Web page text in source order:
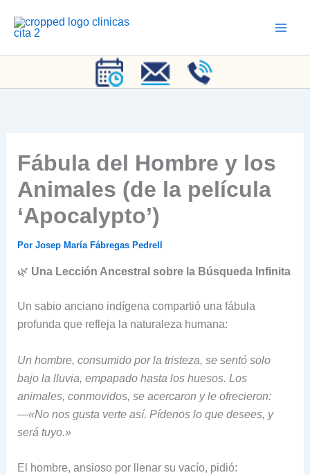
Fábula del Hombre y los
Animales (de la película
‘Apocalypto’)
Por Josep María Fábregas Pedrell
🌿 Una Lección Ancestral sobre la Búsqueda Infinita
Un sabio anciano indígena compartió una fábula
profunda que refleja la naturaleza humana:
Un hombre, consumido por la tristeza, se sentó solo
bajo la lluvia, empapado hasta los huesos. Los
animales, conmovidos, se acercaron y le ofrecieron:
—«No nos gusta verte así. Pídenos lo que desees, y
será tuyo.»
El hombre, ansioso por llenar su vacío, pidió: